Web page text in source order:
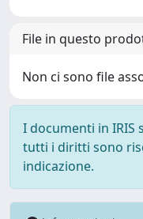
File in questo
Non ci sono file
I documenti in
tutti i diritti sono
indicazione.